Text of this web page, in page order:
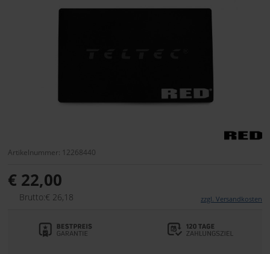
Artikelnummer: 12268440
€ 22,00
Brutto:€ 26,18 zzgl. Versandkosten